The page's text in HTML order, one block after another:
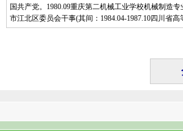
国共产党。1980.09重庆第二机械工业学校机械制造
市江北区委员会干事(其间：1984.04-1987.10四川省